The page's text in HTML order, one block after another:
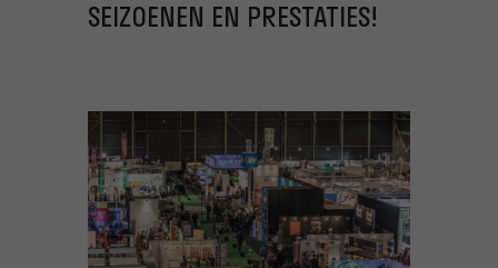
SEIZOENEN EN PRESTATIES!